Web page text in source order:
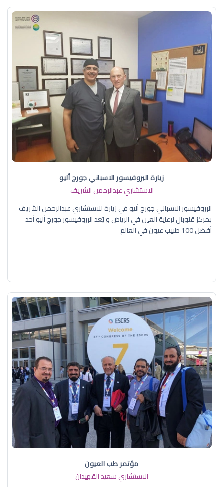
زيارة البروفيسور الاسباني جورج أليو
الاستشاري عبدالرحمن الشريف
البروفيسور الاسباني جورج أليو في زيارة للاستشاري عبدالرحمن الشريف
بمركز قلوبال لرعاية العين في الرياض و يُعد البروفيسور جورج أليو أحد
أفضل 100 طبيب عيون في العالم
مؤتمر طب العيون
الاستشاري سعيد القهيدان